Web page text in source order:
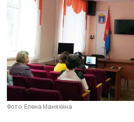
Фото: Елена Маняхина